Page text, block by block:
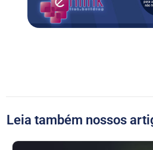
Leia também nossos